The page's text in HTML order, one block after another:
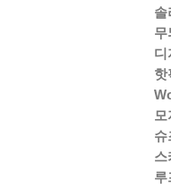
솔
무
디
핫
슈
스
루